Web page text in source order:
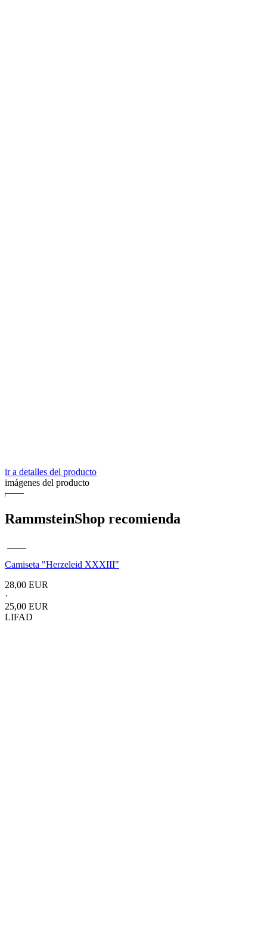
ir a detalles del producto
imágenes del producto
RammsteinShop recomienda
Camiseta "Herzeleid XXXIII"
28,00 EUR
·
25,00 EUR
LIFAD